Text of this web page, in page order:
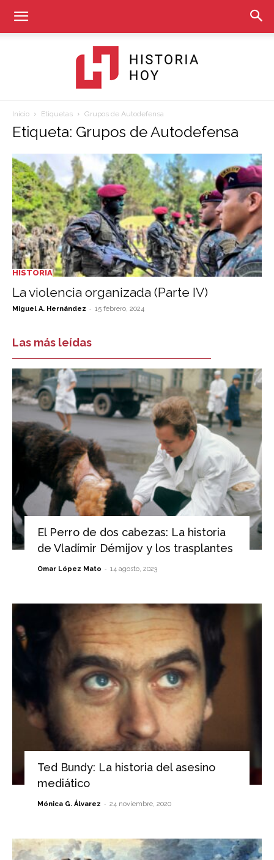
Historia
Hoy
Inicio Etiquetas Grupos de Autodefensa
Etiqueta: Grupos de Autodefensa
HISTORIA
La violencia organizada (Parte IV)
Miguel A. Hernández - 15 febrero, 2024
Las más leídas
El Perro de dos cabezas: La historia
de Vladímir Démijov y los trasplantes
Omar López Mato - 14 agosto, 2023
Ted Bundy: La historia del asesino
mediático
Mónica G. Álvarez - 24 noviembre, 2020